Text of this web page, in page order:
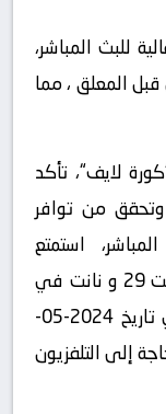
للبث المباشر،
المعلق ، مما
لايف“، تأكد
من توافر
استمتع
بمشاهدة المباراة المثيرة بين ستاد بريست 29 و نانت في
بطولة الدوري السعودي للمحترفين في تاريخ 2024-05-
، دون الحاجة إلى التلفزيون